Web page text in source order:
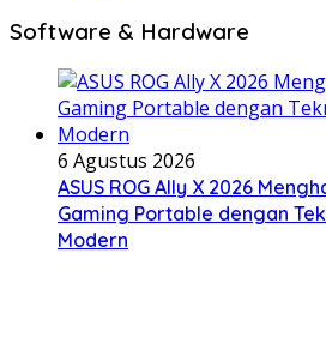
Software & Hardware
6 Agustus 2026
ASUS ROG Ally X 2026
Gaming Portable dengan
Modern